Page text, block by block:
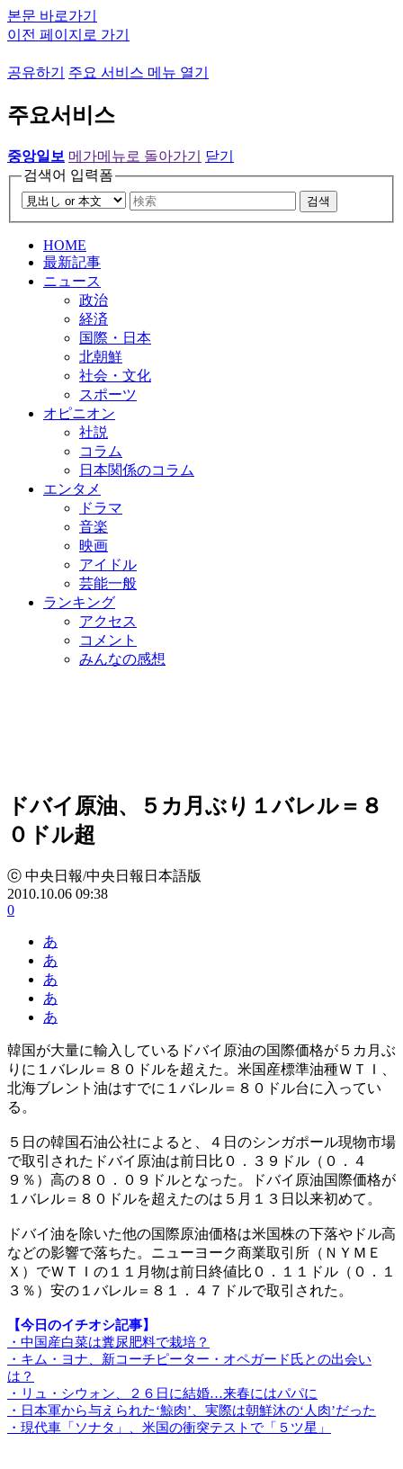
본문 바로가기
이전 페이지로 가기
공유하기 주요 서비스 메뉴 열기
주요서비스
중앙일보 메가메뉴로 돌아가기
닫기
검색어 입력폼
검색
HOME
最新記事
ニュース
政治
経済
国際・日本
北朝鮮
社会・文化
スポーツ
オピニオン
社説
コラム
日本関係のコラム
エンタメ
ドラマ
音楽
映画
アイドル
芸能一般
ランキング
アクセス
コメント
みんなの感想
ドバイ原油、５カ月ぶり１バレル＝８
０ドル超
ⓒ 中央日報/中央日報日本語版
2010.10.06 09:38
0
あ
あ
あ
あ
あ
韓国が大量に輸入しているドバイ原油の国際価格が５カ月ぶ
りに１バレル＝８０ドルを超えた。米国産標準油種ＷＴＩ、
北海ブレント油はすでに１バレル＝８０ドル台に入ってい
る。
５日の韓国石油公社によると、４日のシンガポール現物市場
で取引されたドバイ原油は前日比０．３９ドル（０．４
９％）高の８０．０９ドルとなった。ドバイ原油国際価格が
１バレル＝８０ドルを超えたのは５月１３日以来初めて。
ドバイ油を除いた他の国際原油価格は米国株の下落やドル高
などの影響で落ちた。ニューヨーク商業取引所（ＮＹＭＥ
Ｘ）でＷＴＩの１１月物は前日終値比０．１１ドル（０．１
３％）安の１バレル＝８１．４７ドルで取引された。
【今日のイチオシ記事】
・中国産白菜は糞尿肥料で栽培？
・キム・ヨナ、新コーチピーター・オペガード氏との出会い
は？
・リュ・シウォン、２６日に結婚…来春にはパパに
・日本軍から与えられた‘鯨肉’、実際は朝鮮沐の‘人肉’だった
・現代車「ソナタ」、米国の衝突テストで「５ツ星」